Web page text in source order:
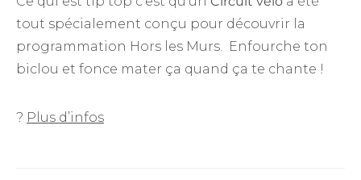
tout spécialement conçu pour découvrir la
programmation Hors les Murs. Enfourche ton
biclou et fonce mater ça quand ça te chante !
? Plus d’infos